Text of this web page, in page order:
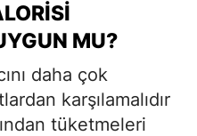
MU?
daha çok
karşılamalıdır
tüketmeleri